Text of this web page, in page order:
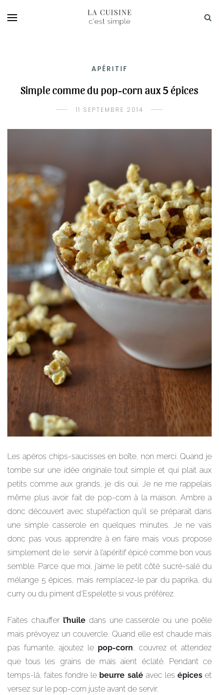
APÉRITIF
Simple comme du pop-corn aux 5 épices
11 SEPTEMBRE 2014
Les apéros chips-saucisses en boîte, non merci. Quand je
tombe sur une idée originale tout simple et qui plait aux
petits comme aux grands, je dis oui. Je ne me rappelais
même plus avoir fait de pop-corn à la maison. Ambre a
donc découvert avec stupéfaction qu’il se préparait dans
une simple casserole en quelques minutes. Je ne vais
donc pas vous apprendre à en faire mais vous propose
simplement de le servir à l’apéritif épicé comme bon vous
semble. Parce que moi, j’aime le petit côté sucré-salé du
mélange 5 épices, mais remplacez-le par du paprika, du
curry ou du piment d’Espelette si vous préférez.
Faites chauffer l’huiledans une casserole ou une poêle
mais prévoyez un couvercle. Quand elle est chaude mais
pas fumante, ajoutez le pop-corn, couvrez et attendez
que tous les grains de maïs aient éclaté. Pendant ce
temps-là, faites fondre le beurre saléavec les épiceset
versez sur le pop-corn juste avant de servir.